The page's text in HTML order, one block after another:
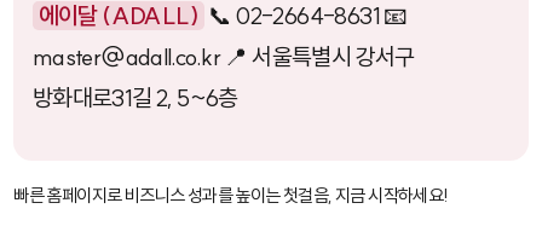
에이달 (ADALL) 📞 02-2664-8631 📧
master@adall.co.kr 📍 서울특별시 강서구
방화대로31길 2, 5~6층
빠른 홈페이지로 비즈니스 성과를 높이는 첫걸음, 지금 시작하세요!